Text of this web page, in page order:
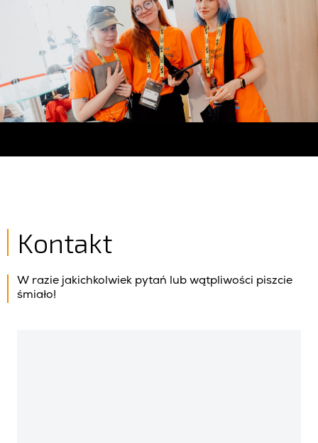
Kontakt
W razie jakichkolwiek pytań lub wątpliwości piszcie
śmiało!